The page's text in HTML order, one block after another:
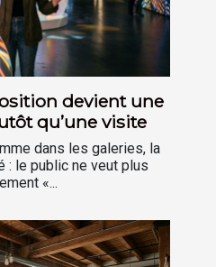
devient une
qu’une visite
dans les galeries, la
: le public ne veut plus
«...